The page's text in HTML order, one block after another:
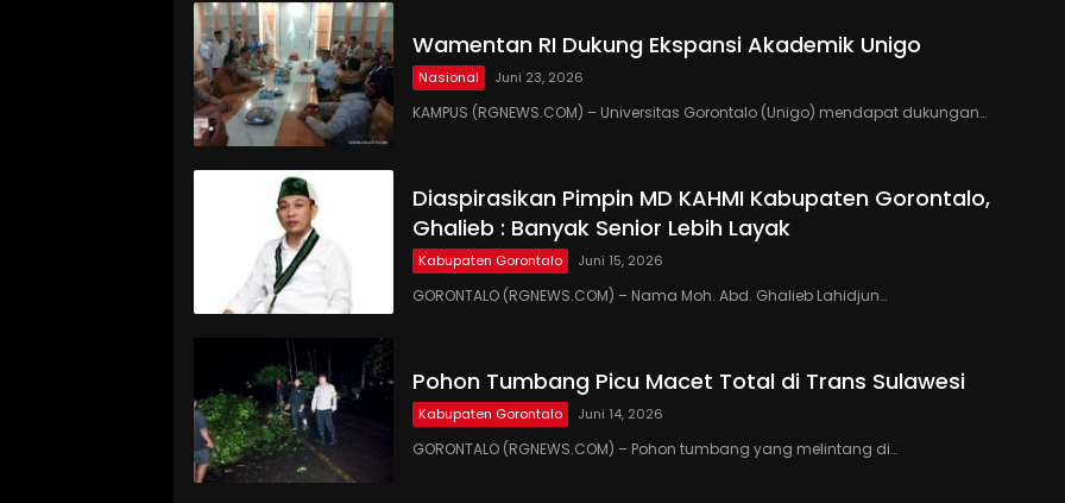
Wamentan RI Dukung Ekspansi Akademik Unigo
Nasional Juni 23, 2026
KAMPUS (RGNEWS.COM) – Universitas Gorontalo (Unigo) mendapat dukungan…
Diaspirasikan Pimpin MD KAHMI Kabupaten Gorontalo,
Ghalieb : Banyak Senior Lebih Layak
Kabupaten Gorontalo Juni 15, 2026
GORONTALO (RGNEWS.COM) – Nama Moh. Abd. Ghalieb Lahidjun…
Pohon Tumbang Picu Macet Total di Trans Sulawesi
Kabupaten Gorontalo Juni 14, 2026
GORONTALO (RGNEWS.COM) – Pohon tumbang yang melintang di…